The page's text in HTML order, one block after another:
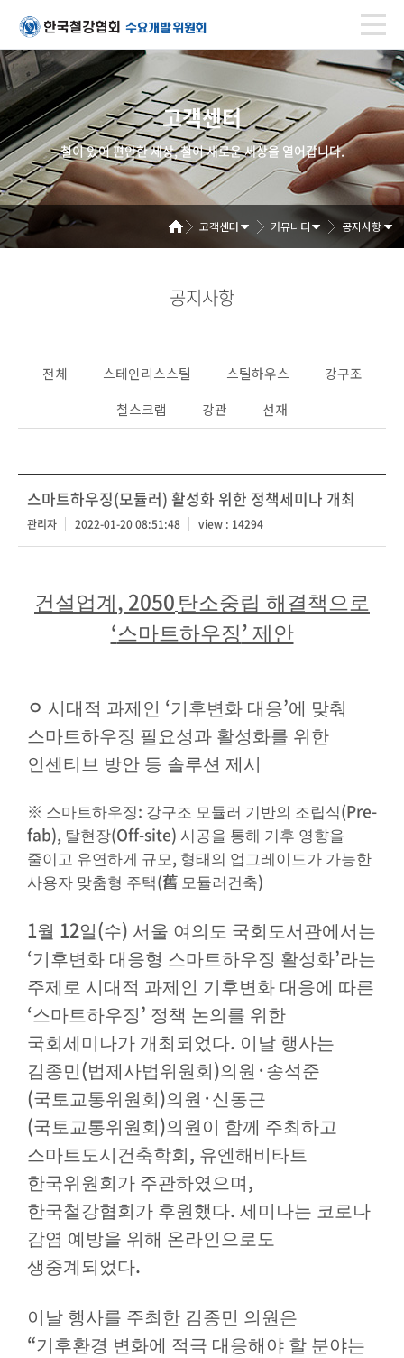
고객센터
철이 있어 편안한 세상, 철이 새로운 세상을 열어갑니다.
고객센터 커뮤니티 공지사항
공지사항
전체 스테인리스스틸 스틸하우스
강구조
철스크랩
강관 선재
스마트하우징(모듈러) 활성화 위한 정책세미나 개최
관리자 2022-01-20 08:51:48 view : 14294
건설업계 , 2050 탄소중립 해결책으로
‘스마트하우징’ 제안
ㅇ 시대적 과제인 ‘기후변화 대응’에 맞춰
스마트하우징 필요성과 활성화를 위한
인센티브 방안 등 솔루션 제시
※ 스마트하우징: 강구조 모듈러 기반의 조립식(Pre-
fab), 탈현장(Off-site) 시공을 통해 기후 영향을
줄이고 유연하게 규모, 형태의 업그레이드가 가능한
사용자 맞춤형 주택(舊 모듈러건축)
1월 12일(수) 서울 여의도 국회도서관에서는
‘기후변화 대응형 스마트하우징 활성화’라는
주제로 시대적 과제인 기후변화 대응에 따른
‘스마트하우징’ 정책 논의를 위한
국회세미나가 개최되었다. 이날 행사는
김종민(법제사법위원회 )의원 · 송석준
(국토교통위원회 )의원 · 신동근
(국토교통위원회 )의원이 함께 주최하고
스마트도시건축학회 , 유엔해비타트
한국위원회가 주관하였으며 ,
한국철강협회가 후원했다. 세미나는 코로나
감염 예방을 위해 온라인으로도
생중계되었다.
이날 행사를 주최한 김종민 의원은
“기후환경 변화에 적극 대응해야 할 분야는